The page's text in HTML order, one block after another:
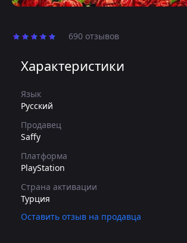
690 отзывов
Характеристики
Язык
Русский
Продавец
Saffy
Платформа
PlayStation
Страна активации
Турция
Оставить отзыв на продавца